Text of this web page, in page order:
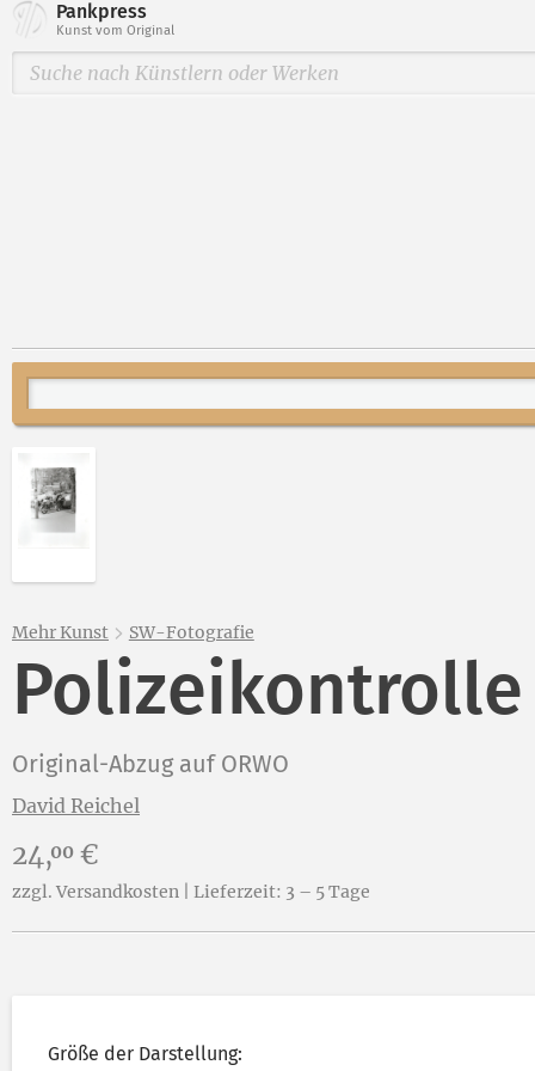
Pankpress
Kunst vom Original
Mehr Kunst SW-Fotografie
Polizeikontrolle
Original-Abzug auf ORWO
David Reichel
Preis:
24,00 €
zzgl. Versandkosten | Lieferzeit: 3 – 5 Tage
Abbildung 2 von „Polizeikontrolle“ von David Reichel
Größe der Darstellung: